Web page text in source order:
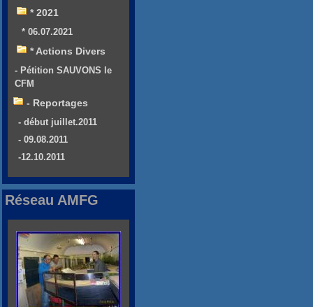
* 2021
* 06.07.2021
* Actions Divers
- Pétition SAUVONS le
CFM
- Reportages
- début juillet.2011
- 09.08.2011
-12.10.2011
Réseau AMFG